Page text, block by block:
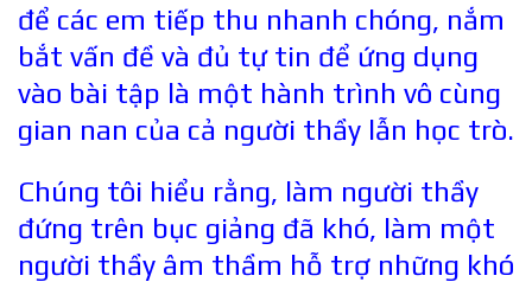
để các em tiếp thu nhanh chóng, nắm
bắt vấn đề và đủ tự tin để ứng dụng
vào bài tập là một hành trình vô cùng
gian nan của cả người thầy lẫn học trò.
Chúng tôi hiểu rằng, làm người thầy
đứng trên bục giảng đã khó, làm một
người thầy âm thầm hỗ trợ những khó